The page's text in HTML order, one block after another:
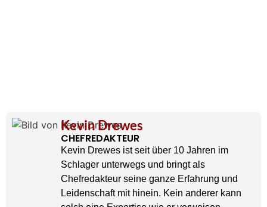
Kevin Drewes
CHEFREDAKTEUR
Kevin Drewes ist seit über 10 Jahren im
Schlager unterwegs und bringt als
Chefredakteur seine ganze Erfahrung und
Leidenschaft mit hinein. Kein anderer kann